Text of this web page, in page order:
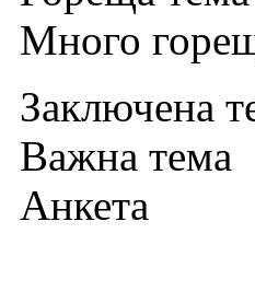
Много
Заключена
Важна тема
Анкета